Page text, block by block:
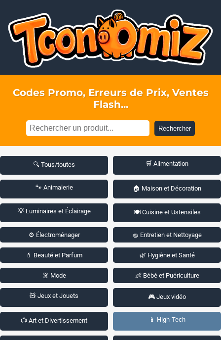
Codes Promo, Erreurs de Prix, Ventes
Flash...
Rechercher
🔍 Tous/toutes 🛒 Alimentation
🐾 Animalerie 🏠 Maison et Décoration
💡 Luminaires et Éclairage 🍽️ Cuisine et Ustensiles
⚙️ Électroménager 🧽 Entretien et Nettoyage
💄 Beauté et Parfum 🌿 Hygiène et Santé
👗 Mode 👶 Bébé et Puériculture
🧸 Jeux et Jouets 🎮 Jeux vidéo
📺 Art et Divertissement 📱 High-Tech